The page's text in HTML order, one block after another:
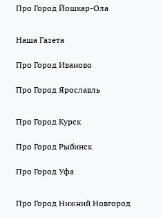
Про Город Йошкар-Ола
Наша Газета
Про Город Иваново
Про Город Ярославль
Про Город Курск
Про Город Рыбинск
Про Город Уфа
Про Город Нижний Новгород